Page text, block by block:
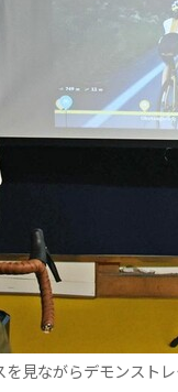
見ながらデモンスト